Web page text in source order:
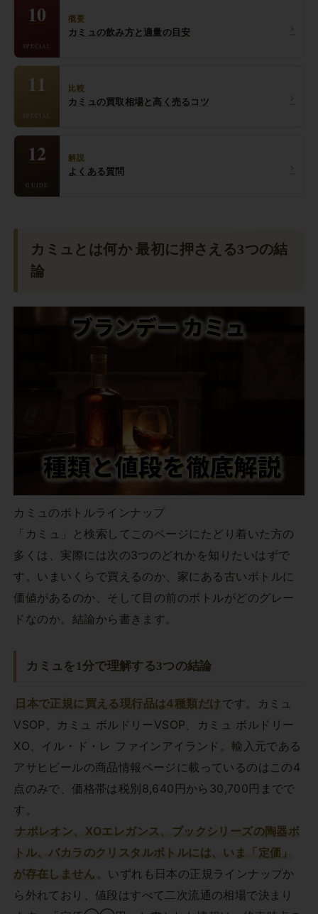
10
SPECIAL
概要
カミュの飲み方と適量の目安 ›
11
SPECIAL
比較
カミュの買取相場と高く売るコツ ›
12
GUIDE
解説
よくある質問 ›
カミュとは何か 最初に押さえる3つの結
論
カミュのボトルラインナップ
「カミュ」と検索してこのページにたどり着いた方の
多くは、実際には次の3つのどれかを知りたいはずで
す。いまいくらで買えるのか、家にある古いボトルに
価値があるのか、そして目の前のボトルがどのグレー
ドなのか。結論から書きます。
カミュを1分で理解する3つの結論
日本で正規に買える現行品は4種類だけ です。カミュ
VSOP、カミュ ボルドリーVSOP、カミュ ボルドリー
XO、イル・ド・レ ファインアイランド。輸入元である
アサヒビールの商品情報ページに載っているのはこの4
点のみで、価格帯は税別8,640円から30,700円までで
す。
ナポレオン、XOエレガンス、ブックシリーズの陶器ボ
トル、バカラのクリスタルボトルには、いま「定価」
が存在しません 。いずれも日本の正規ラインナップか
ら外れており、値段はすべて二次流通の相場で決まり